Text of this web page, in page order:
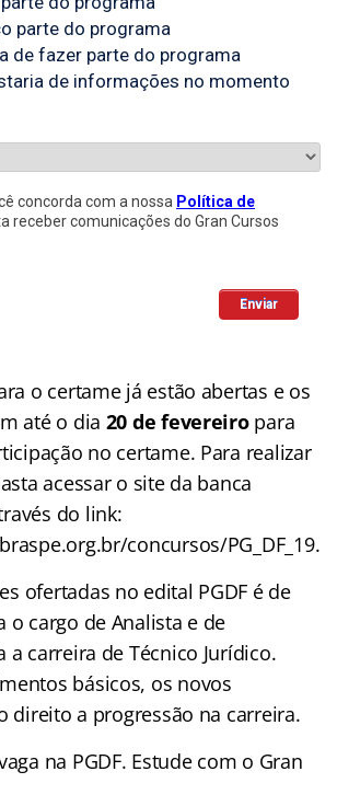
o certame já estão abertas e os
até o dia 20 de fevereiropara
no certame. Para realizar
acessar o site da banca
do link:
concursos/PG_DF_19.
ofertadas no edital PGDF é de
o cargo de Analista e de
a carreira de Técnico Jurídico.
básicos, os novos
direito a progressão na carreira.
na PGDF. Estude com o Gran